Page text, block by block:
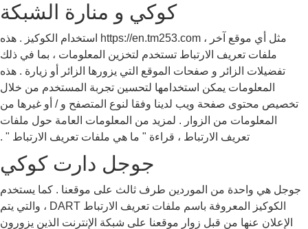
كوكي و منارة الشبكة
مثل أي موقع آخر ، https://en.tm253.com استخدام الكوكيز . هذه
ملفات تعريف الارتباط تستخدم لتخزين المعلومات ، بما في ذلك
تفضيلات الزائر و صفحات الموقع التي يزورها الزائر أو زيارة . هذه
المعلومات يمكن استخدامها لتحسين تجربة المستخدم من خلال
تخصيص محتوى صفحة ويب لدينا وفقا لنوع المتصفح و / أو غيرها من
المعلومات من الزوار . لمزيد من المعلومات العامة حول ملفات
تعريف الارتباط ، قراءة " ما هي ملفات تعريف الارتباط " .
جوجل دارت كوكي
جوجل هي واحدة من الموردين طرف ثالث على موقعنا . كما يستخدم
الكوكيز المعروفة باسم ملفات تعريف الارتباط DART ، والتي يتم
الإعلان عنها من قبل زوار موقعنا على شبكة الإنترنت الذين يزورون